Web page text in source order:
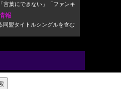
葉にできない」「ファンキー・モンキー
報
盟タイトルシングルを含む収録曲リスト